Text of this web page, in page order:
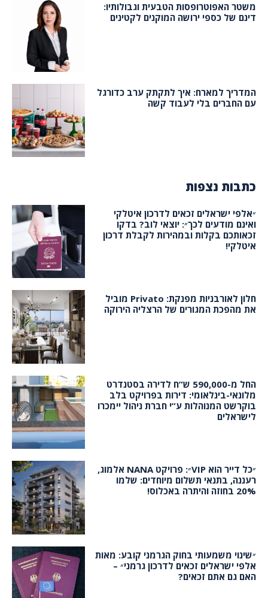
משטר האפוטרופסות הטבעית וגבולותיו:
דינם של כספי ירושה המוקנים לקטינים
המדריך למארח: איך לתקתק ערב כדורגל
עם החברים בלי לעבוד קשה
כתבות נצפות
״אלפי ישראלים זכאים לדרכון איטלקי
ואינם מודעים לכך״: יוצאי לוב? בדקו
זכאותכם בקלות ובמהירות לקבלת דרכון
איטלקי!
חלון לאורבניות מפנקת: Privato מוביל
את מהפכת המגורים של הרצליה הירוקה
החל מ-590,000 ש”ח לדירה בסטנדרט
מלונאי-בינלאומי: דירות בפרויקט בלב
בוקרשט המנוהלות ע”י חברת ניהול יימכרו
לישראלים
״כל דייר הוא VIP״: פרויקט NANA אלמוג,
רעננה, בתנאי תשלום מיוחדים: שלמו
20% בחוזה והיתרה באכלוס!
״שינוי משמעותי בחוק הגרמני קובע: מאות
אלפי ישראלים זכאים לדרכון גרמני״ –
האם גם אתם זכאים?